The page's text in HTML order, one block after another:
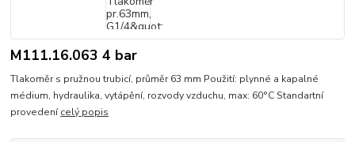
M111.16.063 4 bar
Tlakoměr s pružnou trubicí, průměr 63 mm Použití: plynné a kapalné
médium, hydraulika, vytápění, rozvody vzduchu, max: 60°C Standartní
provedenícelý popis